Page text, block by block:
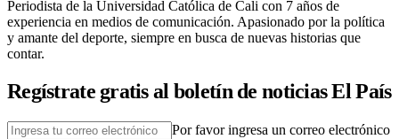
Periodista de la Universidad Católica de Cali con 7 años de
experiencia en medios de comunicación. Apasionado por la política
y amante del deporte, siempre en busca de nuevas historias que
contar.
Regístrate gratis al boletín de noticias El País
Por favor ingresa un correo electrónico